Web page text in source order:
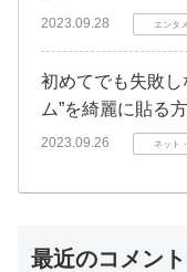
2023.09.28 エンタメ
初めてでも失敗
ム”を綺麗に貼る
2023.09.26 ネット
最近のコメント